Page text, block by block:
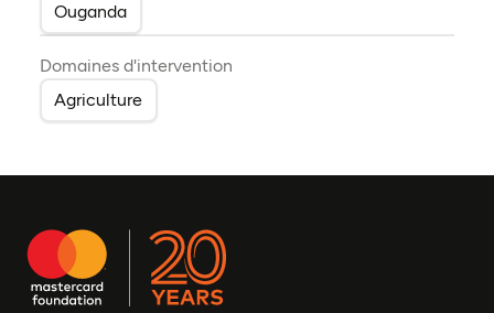
Ouganda
Domaines d'intervention
Agriculture